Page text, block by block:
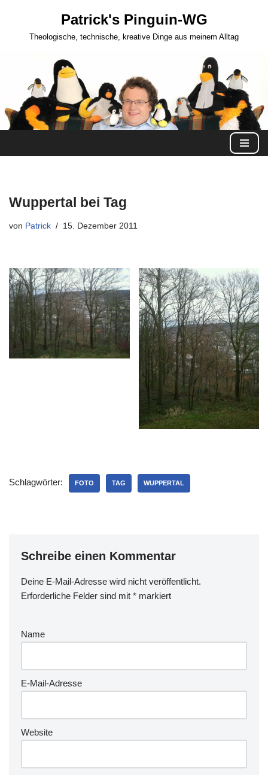
Patrick's Pinguin-WG
Theologische, technische, kreative Dinge aus meinem Alltag
Wuppertal bei Tag
von Patrick 15. Dezember 2011
Schlagwörter: FOTO TAG WUPPERTAL
Schreibe einen Kommentar
Deine E-Mail-Adresse wird nicht veröffentlicht.
Erforderliche Felder sind mit * markiert
Name
E-Mail-Adresse
Website